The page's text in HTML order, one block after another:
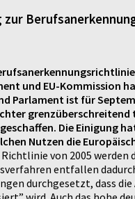
und EU-
Parlament ist für
Die
Nutzen die
von 2005
entfallen
durchgesetzt, dass